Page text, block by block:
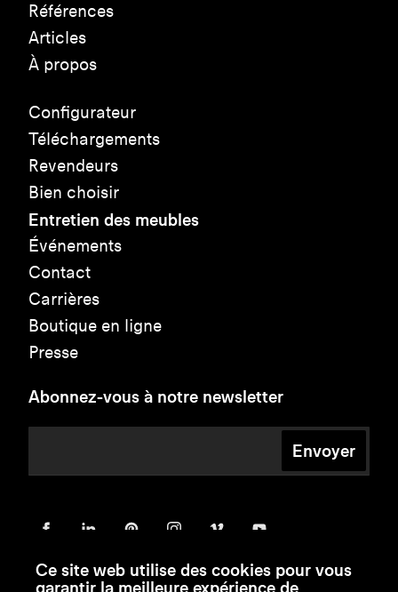
Références
Articles
À propos
Configurateur
Téléchargements
Revendeurs
Bien choisir
Entretien des meubles
Événements
Contact
Carrières
Boutique en ligne
Presse
Abonnez-vous à notre newsletter
Envoyer
Ce site web utilise des cookies pour vous
garantir la meilleure expérience de